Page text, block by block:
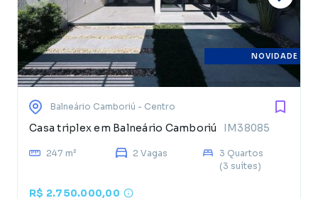
NOVIDADE
Balneário Camboriú - Centro
Casa triplex em Balneário Camboriú IM38085
247 m² 2 Vagas
3 Quartos
(3 suítes)
R$ 2.750.000,00